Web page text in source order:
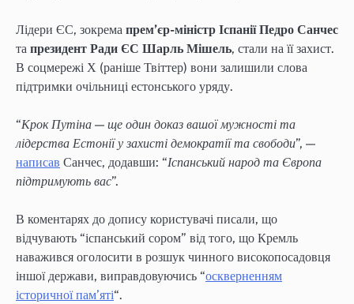
Лідери ЄС, зокрема прем’єр-міністр Іспанії Педро Санчес
та президент Ради ЄС Шарль Мішель, стали на її захист.
В соцмережі Х (раніше Твіттер) вони залишили слова
підтримки очільниці естонського уряду.
“Крок Путіна — ще один доказ вашої мужності та
лідерства Естонії у захисті демократії та свободи”, —
написав Санчес, додавши: “Іспанський народ та Європа
підтримують вас”.
В коментарях до допису користувачі писали, що
відчувають “іспанський сором” від того, що Кремль
наважився оголосити в розшук чинного високопосадовця
іншої держави, виправдовуючись “оскверненням
історичної пам’яті“.